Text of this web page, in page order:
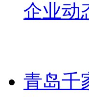
企业动
青岛千